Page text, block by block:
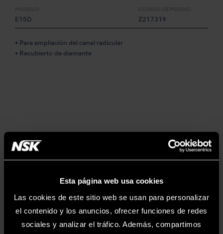
Esta página web usa cookies
Las cookies de este sitio web se usan para personalizar
el contenido y los anuncios, ofrecer funciones de redes
sociales y analizar el tráfico. Además, compartimos
MODELO:
E15D
CÓDIGO DE PEDIDO:
Z217319
• Para ampliación del canal radicular
• Recubierto de diamante
E11 Z217031
• Soporte angulado en 120º para limas U